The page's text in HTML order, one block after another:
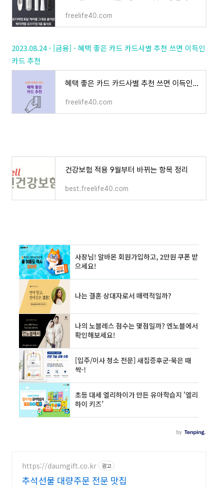
freelife40.com
2023.08.24 - [금융] - 혜택 좋은 카드 카드사별 추천 쓰면 이득인
카드 추천
혜택 좋은 카드 카드사별 추천 쓰면 이득인 카드 추천
freelife40.com
건강보험 적용 9월부터 바뀌는 항목 정리
best.freelife40.com
https://daumgift.co.kr 광고
추석선물 대량주문 전문 맛집